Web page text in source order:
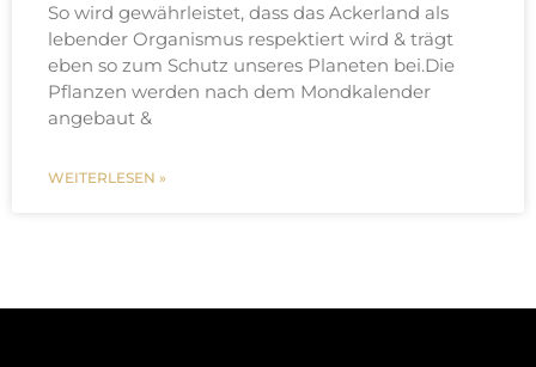
So wird gewährleistet, dass das Ackerland als
lebender Organismus respektiert wird & trägt
eben so zum Schutz unseres Planeten bei.Die
Pflanzen werden nach dem Mondkalender
angebaut &
WEITERLESEN »